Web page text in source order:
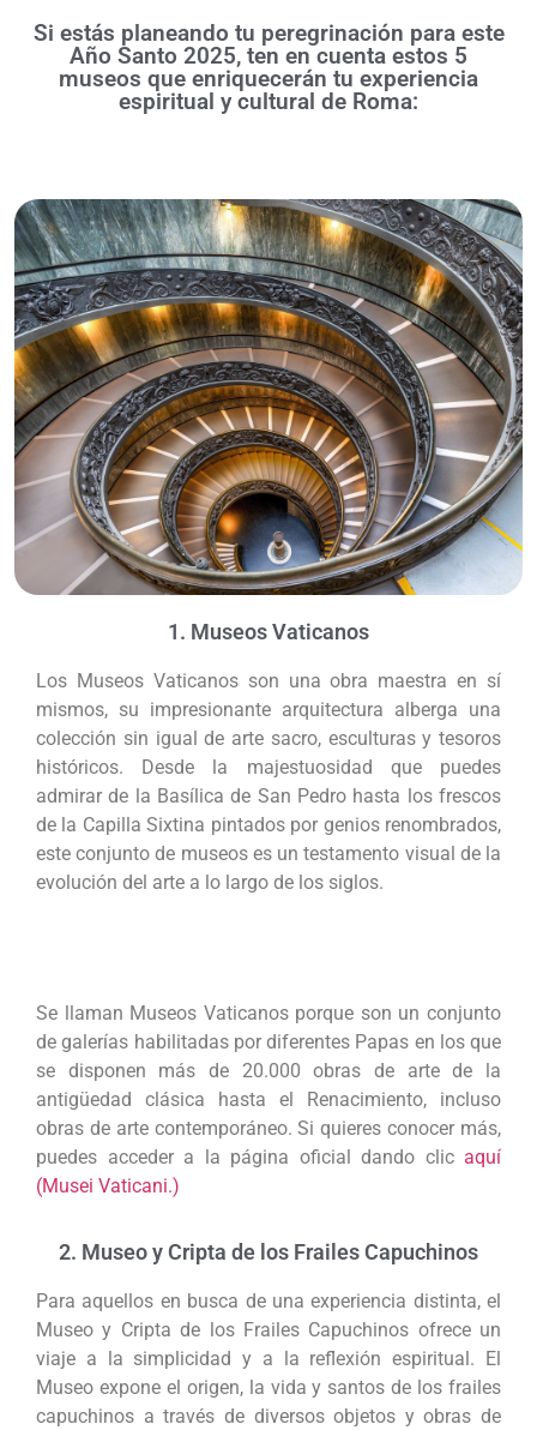
Si estás planeando tu peregrinación para este
Año Santo 2025, ten en cuenta estos 5
museos que enriquecerán tu experiencia
espiritual y cultural de Roma:
1. Museos Vaticanos
Los Museos Vaticanos son una obra maestra en sí
mismos, su impresionante arquitectura alberga una
colección sin igual de arte sacro, esculturas y tesoros
históricos. Desde la majestuosidad que puedes
admirar de la Basílica de San Pedro hasta los frescos
de la Capilla Sixtina pintados por genios renombrados,
este conjunto de museos es un testamento visual de la
evolución del arte a lo largo de los siglos.
Se llaman Museos Vaticanos porque son un conjunto
de galerías habilitadas por diferentes Papas en los que
se disponen más de 20.000 obras de arte de la
antigüedad clásica hasta el Renacimiento, incluso
obras de arte contemporáneo. Si quieres conocer más,
puedes acceder a la página oficial dando clic aquí
(Musei Vaticani.)
2. Museo y Cripta de los Frailes Capuchinos
Para aquellos en busca de una experiencia distinta, el
Museo y Cripta de los Frailes Capuchinos ofrece un
viaje a la simplicidad y a la reflexión espiritual. El
Museo expone el origen, la vida y santos de los frailes
capuchinos a través de diversos objetos y obras de